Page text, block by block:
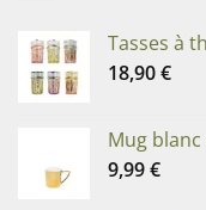
Tasses à
18,90€
Mug
9,99€